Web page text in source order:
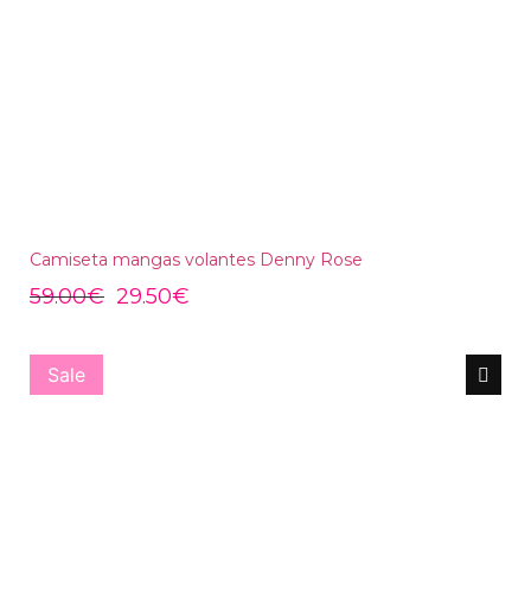
Camiseta mangas volantes Denny Rose
59.00€ 29.50€
Sale